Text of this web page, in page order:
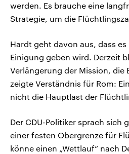
werden. Es brauche eine
Strategie, um die
Hardt geht davon aus, dass es
Einigung geben wird. Derzeit
Verlängerung der Mission, die
zeigte Verständnis für Rom:
nicht die Hauptlast der
Der CDU-Politiker sprach sich
einer festen Obergrenze für
könne einen „Wettlauf“ nach